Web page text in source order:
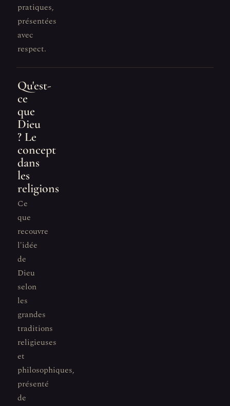
pratiques,
présentées
avec
respect.
Qu'est-
ce
que
Dieu
? Le
concept
dans
les
religions
Ce
que
recouvre
l'idée
de
Dieu
selon
les
grandes
traditions
religieuses
et
philosophiques,
présenté
de